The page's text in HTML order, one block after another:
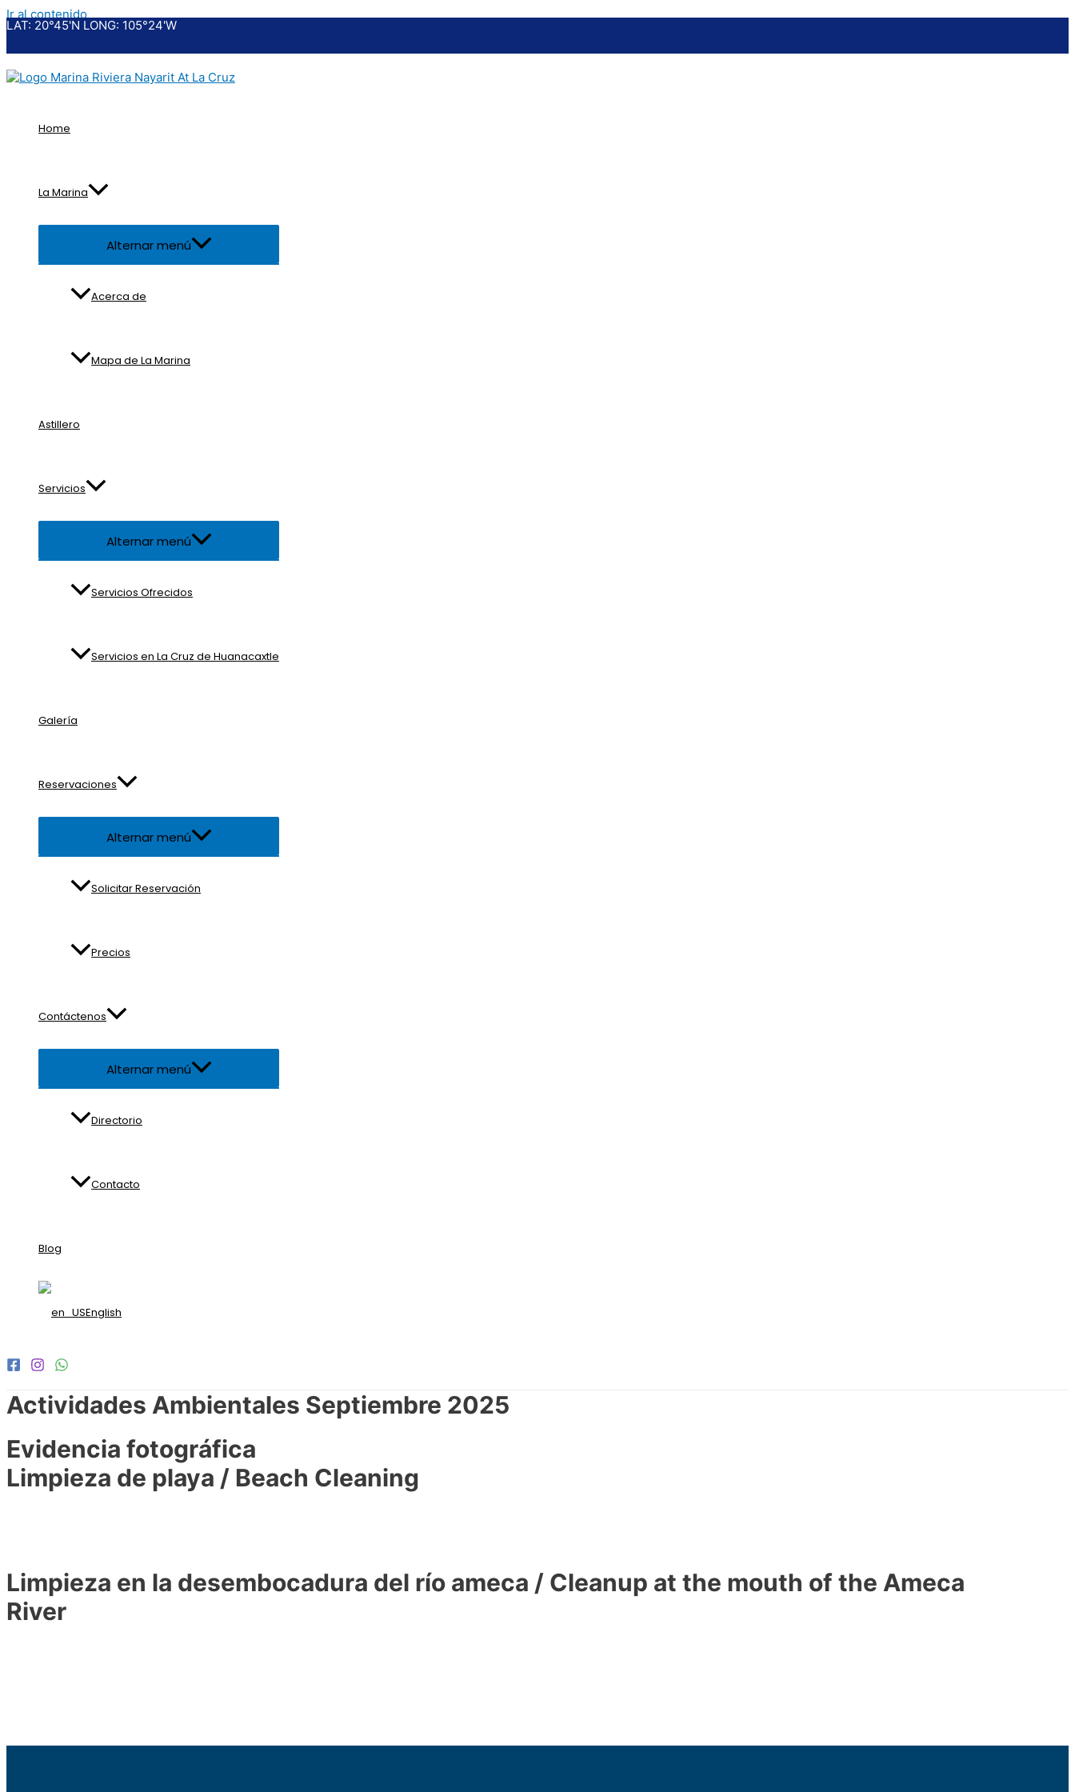
Ir al contenido
LAT: 20°45'N LONG: 105°24'W
Home
La Marina
Alternar menú
Acerca de
Mapa de La Marina
Astillero
Servicios
Alternar menú
Servicios Ofrecidos
Servicios en La Cruz de Huanacaxtle
Galería
Reservaciones
Alternar menú
Solicitar Reservación
Precios
Contáctenos
Alternar menú
Directorio
Contacto
Blog
English
Actividades Ambientales Septiembre 2025
Evidencia fotográfica
Limpieza de playa / Beach Cleaning
Limpieza en la desembocadura del río ameca / Cleanup at the mouth of the Ameca
River